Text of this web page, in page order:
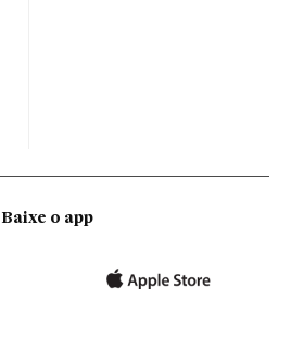
Baixe o app